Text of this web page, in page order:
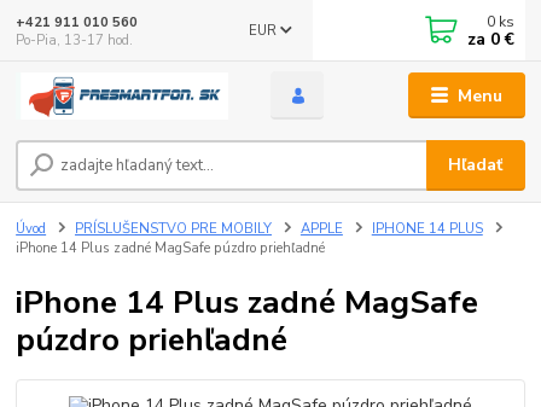
Menu
EUR
Hľadať
+421 911 010 560
Po-Pia, 13-17 hod.
0 ks
za 0 €
Úvod PRÍSLUŠENSTVO PRE MOBILY APPLE
IPHONE 14 PLUS
iPhone 14 Plus zadné MagSafe púzdro priehľadné
iPhone 14 Plus zadné MagSafe
púzdro priehľadné